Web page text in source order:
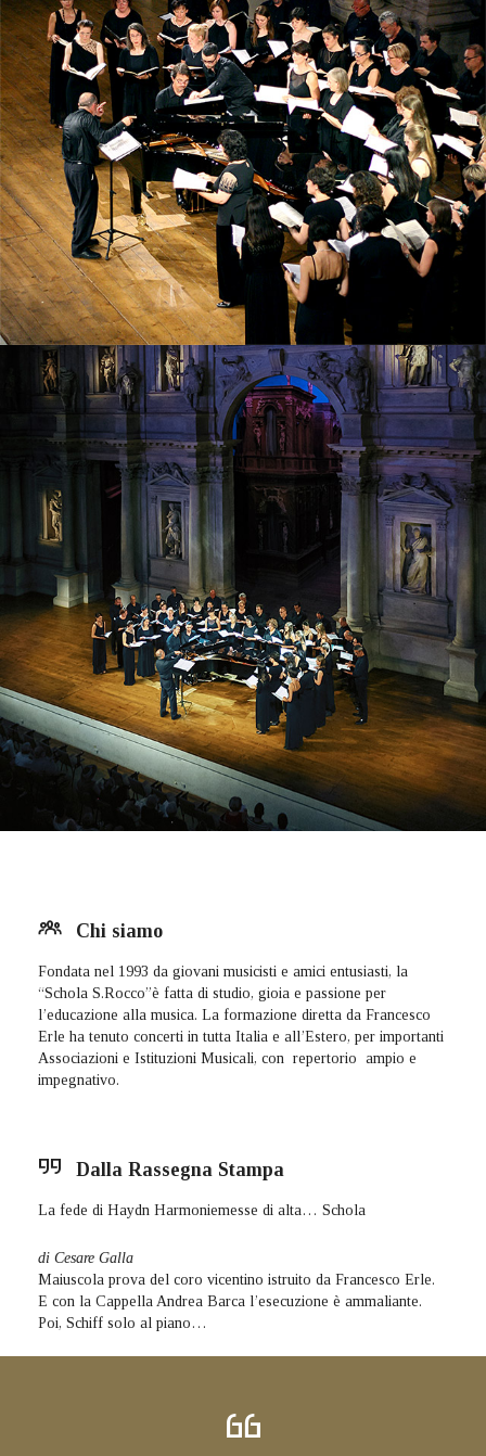
Chi siamo
Fondata nel 1993 da giovani musicisti e amici entusiasti, la
“Schola S.Rocco”è fatta di studio, gioia e passione per
l’educazione alla musica. La formazione diretta da Francesco
Erle ha tenuto concerti in tutta Italia e all’Estero, per importanti
Associazioni e Istituzioni Musicali, con repertorio ampio e
impegnativo.
Dalla Rassegna Stampa
La fede di Haydn Harmoniemesse di alta… Schola
di Cesare Galla
Maiuscola prova del coro vicentino istruito da Francesco Erle.
E con la Cappella Andrea Barca l’esecuzione è ammaliante.
Poi, Schiff solo al piano…